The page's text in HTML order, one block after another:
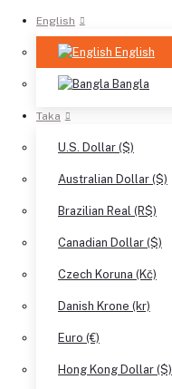
English
English
Bangla
Taka
U.S. Dollar ($)
Australian Dollar ($)
Brazilian Real (R$)
Canadian Dollar ($)
Czech Koruna (Kč)
Danish Krone (kr)
Euro (€)
Hong Kong Dollar ($)